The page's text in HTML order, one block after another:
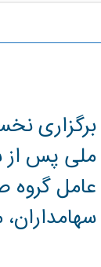
برگزاری
ملی پس از
عامل گروه